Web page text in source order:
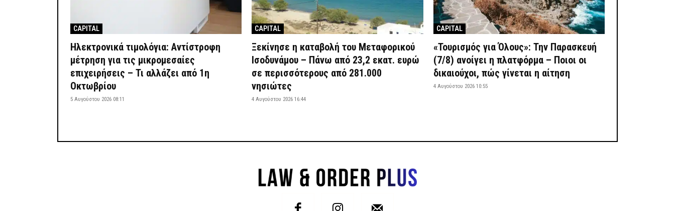
CAPITAL
Ηλεκτρονικά τιμολόγια: Αντίστροφη
μέτρηση για τις μικρομεσαίες
επιχειρήσεις – Τι αλλάζει από 1η
Οκτωβρίου
5 Αυγούστου 2026 08:11
CAPITAL
Ξεκίνησε η καταβολή του Μεταφορικού
Ισοδυνάμου – Πάνω από 23,2 εκατ. ευρώ
σε περισσότερους από 281.000
νησιώτες
4 Αυγούστου 2026 16:44
CAPITAL
«Τουρισμός για Όλους»: Την Παρασκευή
(7/8) ανοίγει η πλατφόρμα – Ποιοι οι
δικαιούχοι, πώς γίνεται η αίτηση
4 Αυγούστου 2026 10:55